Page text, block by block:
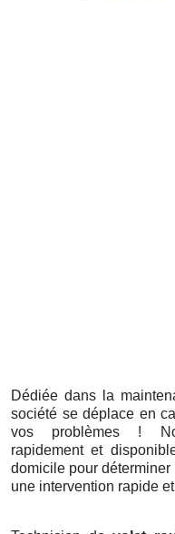
Dédiée dans la
société se déplace en
vos problèmes !
rapidement et
domicile pour déterminer
une intervention rapide